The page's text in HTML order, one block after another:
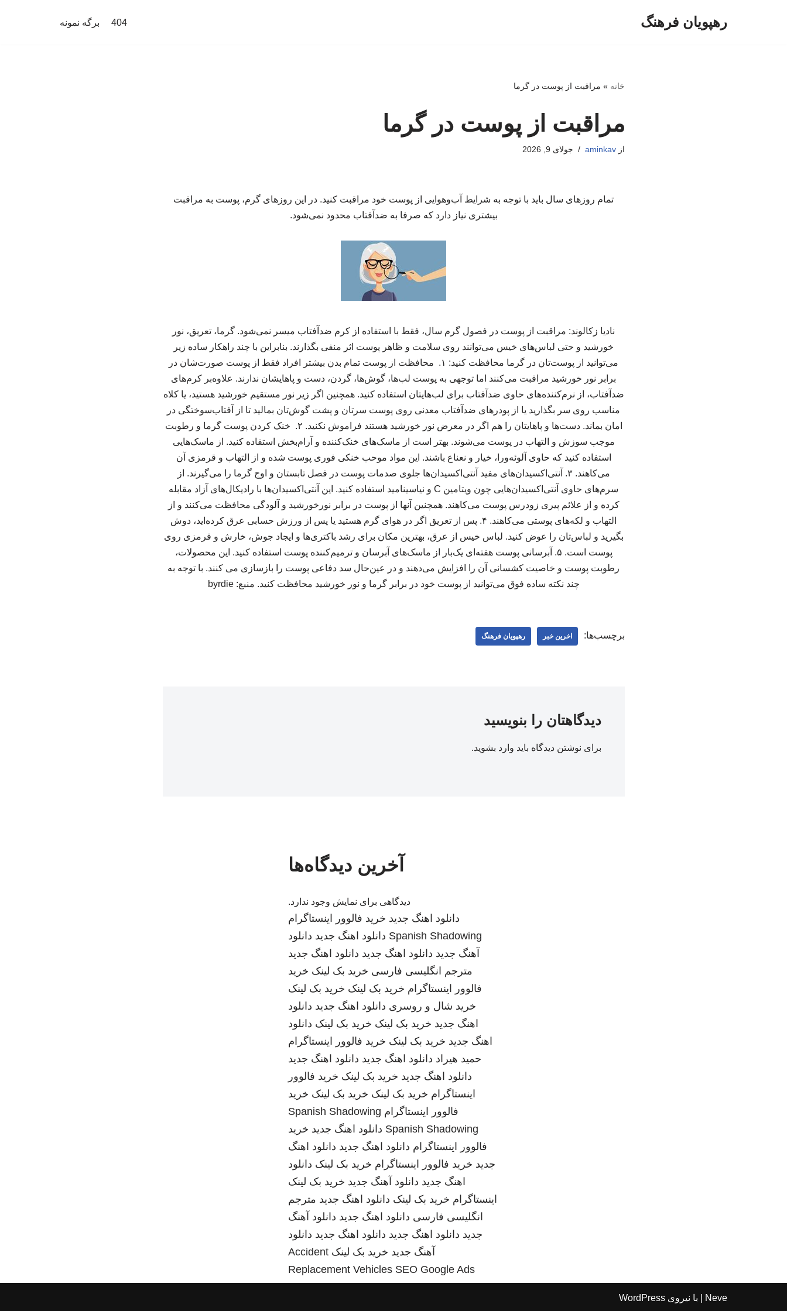
رهپویان فرهنگ 404 برگه نمونه
خانه » مراقبت از پوست در گرما
مراقبت از پوست در گرما
ازaminkav جولای 9, 2026
تمام روزهای سال باید با توجه به شرایط آب‌وهوایی از پوست خود مراقبت کنید. در این روزهای گرم، پوست به مراقبت
بیشتری نیاز دارد که صرفا به ضدآفتاب محدود نمی‌شود.
نادیا زکالوند: مراقبت از پوست در فصول گرم سال، فقط با استفاده از کرم ضدآفتاب میسر نمی‌شود. گرما، تعریق، نور
خورشید و حتی لباس‌های خیس می‌توانند روی سلامت و ظاهر پوست اثر منفی بگذارند. بنابراین با چند راهکار ساده زیر
می‌توانید از پوست‌تان در گرما محافظت کنید: ۱. محافظت از پوست تمام بدن بیشتر افراد فقط از پوست صورت‌شان در
برابر نور خورشید مراقبت می‌کنند اما توجهی به پوست لب‌ها، گوش‌ها، گردن، دست و پاهایشان ندارند. علاوه‌بر کرم‌های
ضدآفتاب، از نرم‌کننده‌های حاوی ضدآفتاب برای لب‌هایتان استفاده کنید. همچنین اگر زیر نور مستقیم خورشید هستید، یا کلاه
مناسب روی سر بگذارید یا از پودرهای ضدآفتاب معدنی روی پوست سرتان و پشت گوش‌تان بمالید تا از آفتاب‌سوختگی در
امان بماند. دست‌ها و پاهایتان را هم اگر در معرض نور خورشید هستند فراموش نکنید. ۲. خنک کردن پوست گرما و رطوبت
موجب سوزش و التهاب در پوست می‌شوند. بهتر است از ماسک‌های خنک‌کننده و آرام‌بخش استفاده کنید. از ماسک‌هایی
استفاده کنید که حاوی آلوئه‌ورا، خیار و نعناع باشند. این مواد موحب خنکی فوری پوست شده و از التهاب و قرمزی آن
می‌کاهند. ۳. آنتی‌اکسیدان‌های مفید آنتی‌اکسیدان‌ها جلوی صدمات پوست در فصل تابستان و اوج گرما را می‌گیرند. از
سرم‌های حاوی آنتی‌اکسیدان‌هایی چون ویتامین C و نیاسینامید استفاده کنید. این آنتی‌اکسیدان‌ها با رادیکال‌های آزاد مقابله
کرده و از علائم پیری زودرس پوست می‌کاهند. همچنین آنها از پوست در برابر نورخورشید و آلودگی محافظت می‌کنند و از
التهاب و لکه‌های پوستی می‌کاهند. ۴. پس از تعریق اگر در هوای گرم هستید یا پس از ورزش حسابی عرق کرده‌اید، دوش
بگیرید و لباس‌تان را عوض کنید. لباس خیس از عرق، بهترین مکان برای رشد باکتری‌ها و ایجاد جوش‌، خارش و قرمزی روی
پوست است. ۵. آبرسانی پوست هفته‌ای یک‌بار از ماسک‌های آبرسان و ترمیم‌کننده پوست استفاده کنید. این محصولات،
رطوبت پوست و خاصیت کشسانی آن را افزایش می‌دهند و در عین‌حال سد دفاعی پوست را بازسازی می کنند. با توجه به
چند نکته ساده فوق می‌توانید از پوست خود در برابر گرما و نور خورشید محافظت کنید. منبع: byrdie
برچسب‌ها: اخرین خبر رهپویان فرهنگ
دیدگاهتان را بنویسید
برای نوشتن دیدگاه باید وارد بشوید.
آخرین دیدگاه‌ها
دیدگاهی برای نمایش وجود ندارد.
دانلود اهنگ جدید خرید فالوور اینستاگرام
Spanish Shadowing دانلود اهنگ جدید دانلود
آهنگ جدید دانلود اهنگ جدید دانلود اهنگ جدید
مترجم انگلیسی فارسی خرید بک لینک خرید
فالوور اینستاگرام خرید بک لینک خرید بک لینک
خرید شال و روسری دانلود اهنگ جدید دانلود
اهنگ جدید خرید بک لینک خرید بک لینک دانلود
اهنگ جدید خرید بک لینک خرید فالوور اینستاگرام
حمید هیراد دانلود اهنگ جدید دانلود اهنگ جدید
دانلود اهنگ جدید خرید بک لینک خرید فالوور
اینستاگرام خرید بک لینک خرید بک لینک خرید
فالوور اینستاگرام Spanish Shadowing
Spanish Shadowing دانلود اهنگ جدید خرید
فالوور اینستاگرام دانلود اهنگ جدید دانلود اهنگ
جدید خرید فالوور اینستاگرام خرید بک لینک دانلود
اهنگ جدید دانلود آهنگ جدید خرید بک لینک
اینستاگرام خرید بک لینک دانلود اهنگ جدید مترجم
انگلیسی فارسی دانلود اهنگ جدید دانلود آهنگ
جدید دانلود اهنگ جدید دانلود اهنگ جدید دانلود
آهنگ جدید خرید بک لینک Accident
Replacement Vehicles SEO Google Ads
Neve | با نیروی WordPress